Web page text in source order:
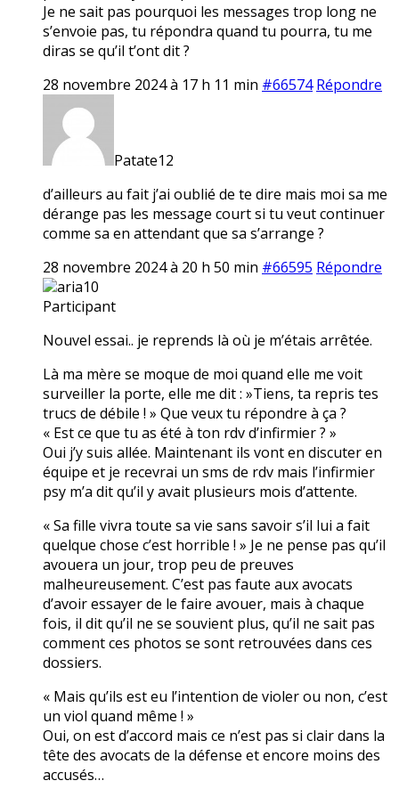
Je ne sait pas pourquoi les messages trop long ne
s’envoie pas, tu répondra quand tu pourra, tu me
diras se qu’il t’ont dit ?
28 novembre 2024 à 17 h 11 min #66574 Répondre
Patate12
d’ailleurs au fait j’ai oublié de te dire mais moi sa me
dérange pas les message court si tu veut continuer
comme sa en attendant que sa s’arrange ?
28 novembre 2024 à 20 h 50 min #66595 Répondre
aria10
Participant
Nouvel essai.. je reprends là où je m’étais arrêtée.
Là ma mère se moque de moi quand elle me voit
surveiller la porte, elle me dit : »Tiens, ta repris tes
trucs de débile ! » Que veux tu répondre à ça ?
« Est ce que tu as été à ton rdv d’infirmier ? »
Oui j’y suis allée. Maintenant ils vont en discuter en
équipe et je recevrai un sms de rdv mais l’infirmier
psy m’a dit qu’il y avait plusieurs mois d’attente.
« Sa fille vivra toute sa vie sans savoir s’il lui a fait
quelque chose c’est horrible ! » Je ne pense pas qu’il
avouera un jour, trop peu de preuves
malheureusement. C’est pas faute aux avocats
d’avoir essayer de le faire avouer, mais à chaque
fois, il dit qu’il ne se souvient plus, qu’il ne sait pas
comment ces photos se sont retrouvées dans ces
dossiers.
« Mais qu’ils est eu l’intention de violer ou non, c’est
un viol quand même ! »
Oui, on est d’accord mais ce n’est pas si clair dans la
tête des avocats de la défense et encore moins des
accusés…